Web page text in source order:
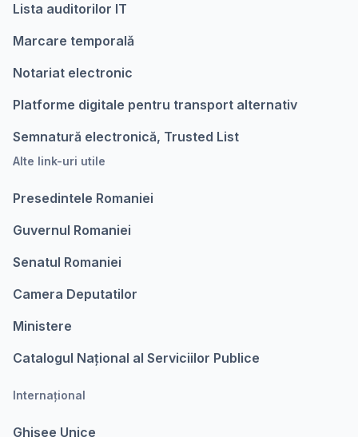
Lista auditorilor IT
Marcare temporalǎ
Notariat electronic
Platforme digitale pentru transport alternativ
Semnatură electronică, Trusted List
Alte link-uri utile
Presedintele Romaniei
Guvernul Romaniei
Senatul Romaniei
Camera Deputatilor
Ministere
Catalogul Național al Serviciilor Publice
Internațional
Ghișee Unice